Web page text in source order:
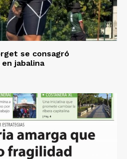
se consagró
jabalina